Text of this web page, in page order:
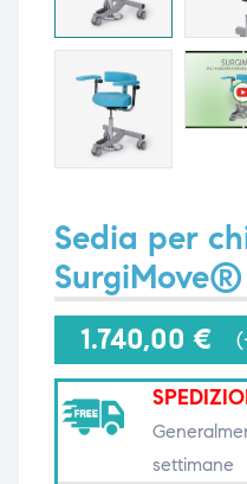
Sedia per
SurgiMove®
1.740,00 €
settimane